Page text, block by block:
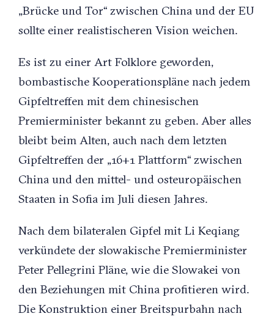
„Brücke und Tor“ zwischen China und der EU
sollte einer realistischeren Vision weichen.
Es ist zu einer Art Folklore geworden,
bombastische Kooperationspläne nach jedem
Gipfeltreffen mit dem chinesischen
Premierminister bekannt zu geben. Aber alles
bleibt beim Alten, auch nach dem letzten
Gipfeltreffen der „16+1 Plattform“ zwischen
China und den mittel- und osteuropäischen
Staaten in Sofia im Juli diesen Jahres.
Nach dem bilateralen Gipfel mit Li Keqiang
verkündete der slowakische Premierminister
Peter Pellegrini Pläne, wie die Slowakei von
den Beziehungen mit China profitieren wird.
Die Konstruktion einer Breitspurbahn nach